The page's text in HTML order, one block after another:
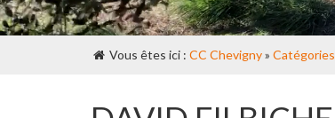
Vous êtes ici : CC Chevigny» Catégories